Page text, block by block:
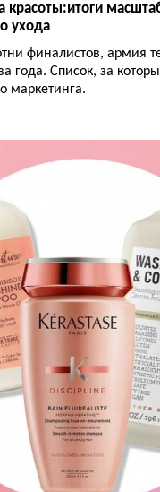
красоты:итоги
ухода
финалистов, армия
года. Список, за
маркетинга.